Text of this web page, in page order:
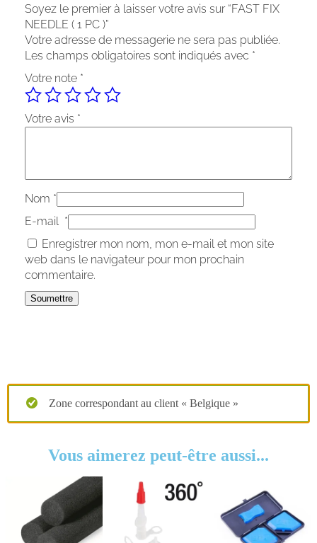
Soyez le premier à laisser votre avis sur “FAST FIX
NEEDLE ( 1 PC )”
Votre adresse de messagerie ne sera pas publiée.
Les champs obligatoires sont indiqués avec *
Votre note *
Votre avis *
Nom *
E-mail *
Enregistrer mon nom, mon e-mail et mon site
web dans le navigateur pour mon prochain
commentaire.
Zone correspondant au client « Belgique »
Vous aimerez peut-être aussi...